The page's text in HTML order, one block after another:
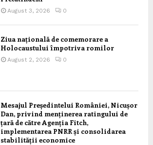
August 3, 2026 0
Ziua națională de comemorare a
Holocaustului împotriva romilor
August 2, 2026 0
Mesajul Președintelui României, Nicușor
Dan, privind menținerea ratingului de
țară de către Agenția Fitch,
implementarea PNRR și consolidarea
stabilității economice